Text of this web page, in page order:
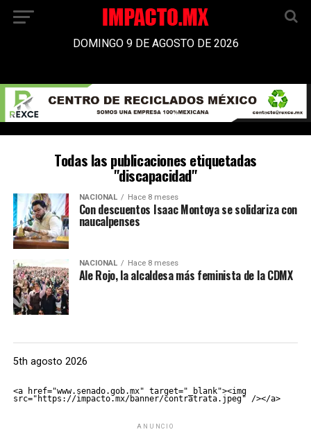
DOMINGO 9 DE AGOSTO DE 2026
Todas las publicaciones etiquetadas
"discapacidad"
NACIONAL Hace 8 meses
Con descuentos Isaac Montoya se solidariza con
naucalpenses
NACIONAL Hace 8 meses
Ale Rojo, la alcaldesa más feminista de la CDMX
5th agosto 2026
<a href="www.senado.gob.mx" target="_blank"><img
src="https://impacto.mx/banner/contratrata.jpeg" /></a>
ANUNCIO